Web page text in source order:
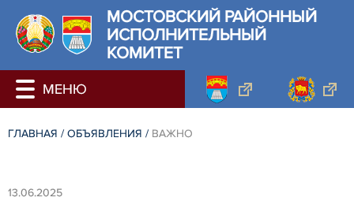
МОСТОВСКИЙ РАЙОННЫЙ
ИСПОЛНИТЕЛЬНЫЙ
КОМИТЕТ
ГЛАВНАЯ / ОБЪЯВЛЕНИЯ / ВАЖНО
13.06.2025